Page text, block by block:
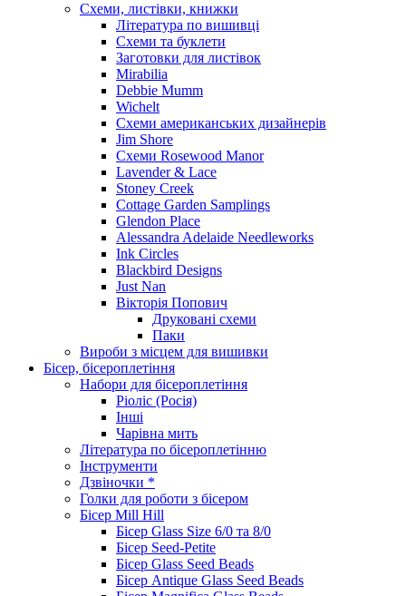
Схеми, листівки, книжки
Література по вишивці
Схеми та буклети
Заготовки для листівок
Mirabilia
Debbie Mumm
Wichelt
Схеми американських дизайнерів
Jim Shore
Cхеми Rosewood Manor
Lavender & Lace
Stoney Creek
Cottage Garden Samplings
Glendon Place
Alessandra Adelaide Needleworks
Ink Circles
Blackbird Designs
Just Nan
Вікторія Попович
Друковані схеми
Паки
Вироби з місцем для вишивки
Бісер, бісероплетіння
Набори для бісероплетіння
Ріоліс (Росія)
Інші
Чарівна мить
Література по бісероплетінню
Інструменти
Дзвіночки *
Голки для роботи з бісером
Бісер Mill Hill
Бісер Glass Size 6/0 та 8/0
Бісер Seed-Petite
Бісер Glass Seed Beads
Бісер Antique Glass Seed Beads